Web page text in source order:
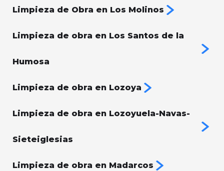
Limpieza de Obra en Los Molinos
Limpieza de obra en Los Santos de la
Humosa
Limpieza de obra en Lozoya
Limpieza de obra en Lozoyuela-Navas-
Sieteiglesias
Limpieza de obra en Madarcos